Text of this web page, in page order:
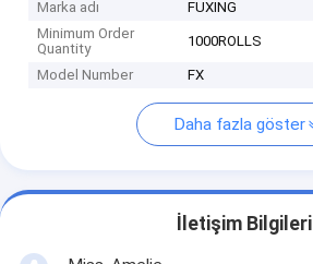
Marka adı
FUXING
Minimum Order
Quantity
1000ROLLS
Model Number FX
Daha fazla göster
İletişim Bilgileri